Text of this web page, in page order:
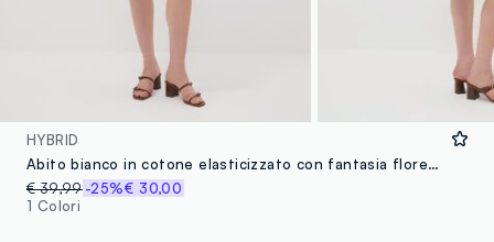
HYBRID
Abito bianco in cotone elasticizzato con fantasia floreale regular fit
€ 39,99-25%€ 30,00
1 Colori